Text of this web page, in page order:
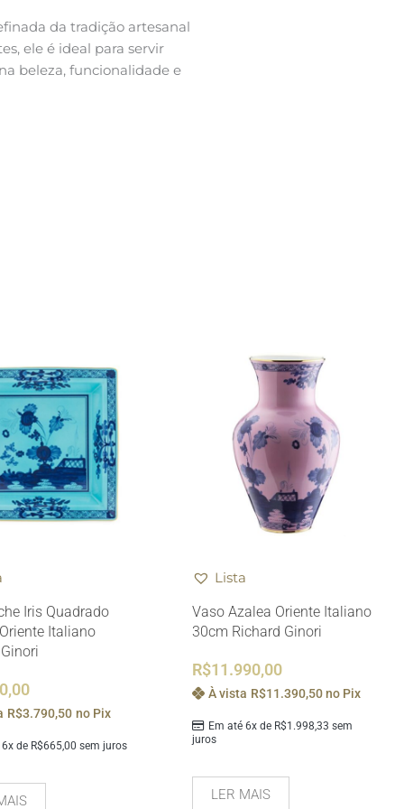
da tradição artesanal
ele é ideal para servir
beleza, funcionalidade e
Iris Quadrado
Italiano
6x de R$665,00 sem juros
R$3.790,50 no Pix
Lista
Vaso Azalea Oriente Italiano
30cm Richard Ginori
R$11.990,00
Em até 6x de R$1.998,33 sem
juros
À vista R$11.390,50 no Pix
LER MAIS